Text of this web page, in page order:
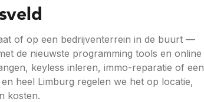
of op een bedrijventerrein in de buurt —
de nieuwste programming tools en online
keyless inleren, immo-reparatie of een
heel Limburg regelen we het op locatie,
kosten.